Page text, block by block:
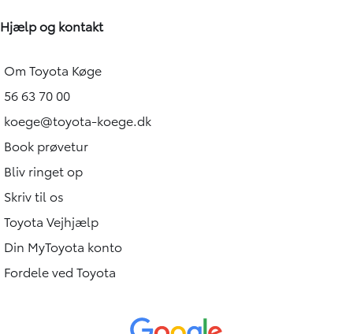
Hjælp og kontakt
Om Toyota Køge
56 63 70 00
koege@toyota-koege.dk
Book prøvetur
Bliv ringet op
Skriv til os
Toyota Vejhjælp
Din MyToyota konto
Fordele ved Toyota